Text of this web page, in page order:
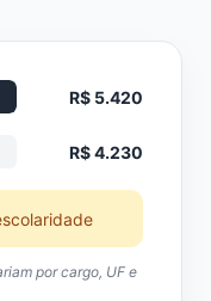
R$ 5.420
R$ 4.230
por cargo, UF e